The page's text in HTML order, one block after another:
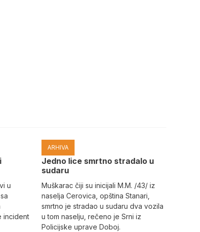
u
incident
ARHIVA
Јedno lice smrtno stradalo u
sudaru
Muškarac čiji su inicijali M.M. /43/ iz
naselja Cerovica, opština Stanari,
smrtno je stradao u sudaru dva vozila
u tom naselju, rečeno je Srni iz
Policijske uprave Doboj.